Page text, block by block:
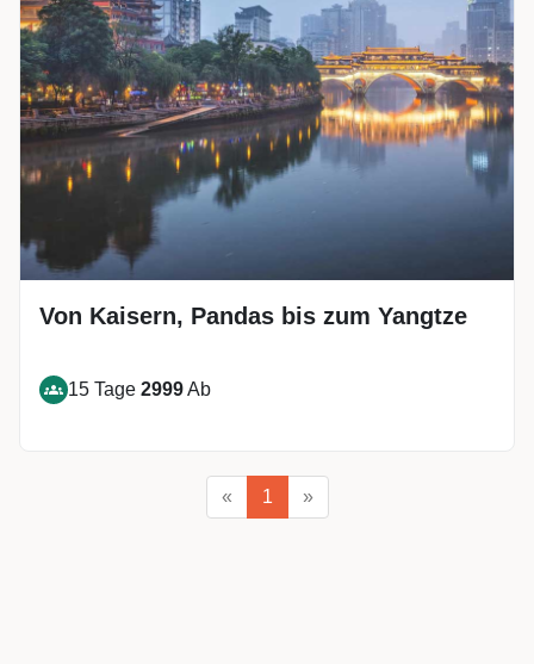
Von Kaisern, Pandas bis zum Yangtze
15 Tage 2999Ab
« 1 »